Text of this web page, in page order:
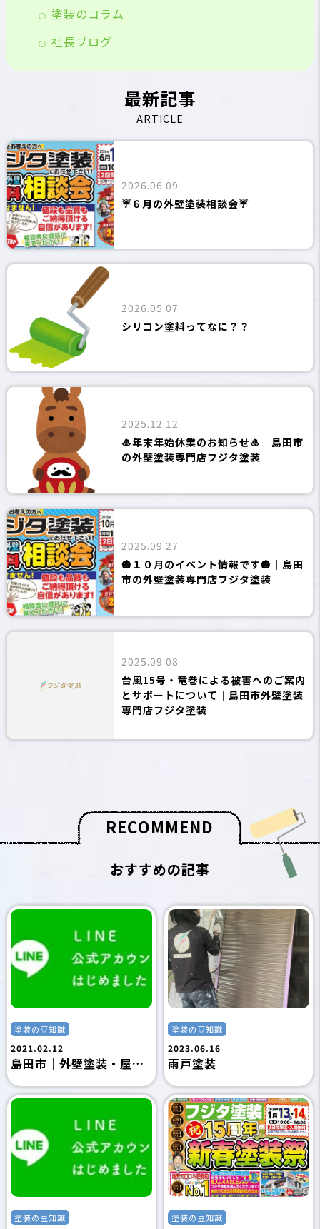
塗装のコラム
社長ブログ
最新記事
ARTICLE
2026.06.09
☔６月の外壁塗装相談会☔
2026.05.07
シリコン塗料ってなに？？
2025.12.12
🎍年末年始休業のお知らせ🎍｜島田市
の外壁塗装専門店フジタ塗装
2025.09.27
🎃１０月のイベント情報です🎃｜島田
市の外壁塗装専門店フジタ塗装
2025.09.08
台風15号・竜巻による被害へのご案内
とサポートについて｜島田市外壁塗装
専門店フジタ塗装
RECOMMEND
おすすめの記事
塗装の豆知識
2021.02.12
島田市｜外壁塗装・屋根塗装｜付帯部について｜島田市の外壁塗装専門店フジタ塗装
塗装の豆知識
2023.06.16
雨戸塗装
塗装の豆知識 塗装の豆知識